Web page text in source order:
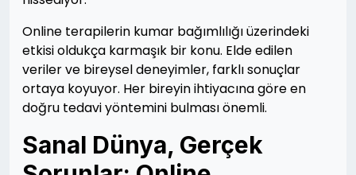
Online terapilerin kumar bağımlılığı üzerindeki
etkisi oldukça karmaşık bir konu. Elde edilen
veriler ve bireysel deneyimler, farklı sonuçlar
ortaya koyuyor. Her bireyin ihtiyacına göre en
doğru tedavi yöntemini bulması önemli.
Sanal Dünya, Gerçek